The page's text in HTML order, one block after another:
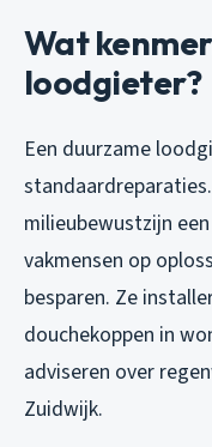
Wat
loodgieter?
Een duurzame
milieubewustzijn
vakmensen op
besparen. Ze
douchekoppen in
adviseren over
Zuidwijk.